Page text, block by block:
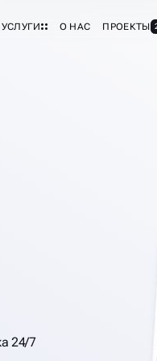
УСЛУГИ О НАС ПРОЕКТЫ
24/7